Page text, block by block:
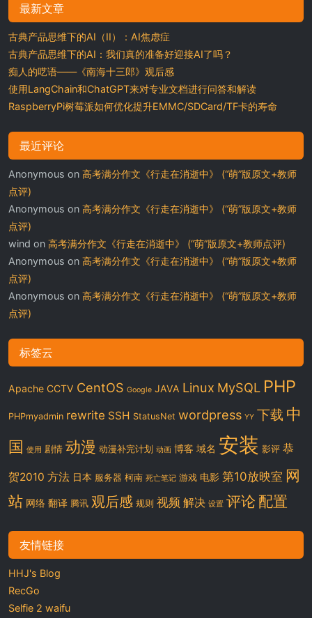
最新文章
古典产品思维下的AI（II）：AI焦虑症
古典产品思维下的AI：我们真的准备好迎接AI了吗？
痴人的呓语——《南海十三郎》观后感
使用LangChain和ChatGPT来对专业文档进行问答和解读
RaspberryPi树莓派如何优化提升EMMC/SDCard/TF卡的寿命
最近评论
Anonymous on 高考满分作文《行走在消逝中》 (“萌”版原文+教师
点评)
Anonymous on 高考满分作文《行走在消逝中》 (“萌”版原文+教师
点评)
wind on 高考满分作文《行走在消逝中》 (“萌”版原文+教师点评)
Anonymous on 高考满分作文《行走在消逝中》 (“萌”版原文+教师
点评)
Anonymous on 高考满分作文《行走在消逝中》 (“萌”版原文+教师
点评)
标签云
Apache CCTV CentOS Google JAVA Linux MySQL PHP
PHPmyadmin rewrite SSH StatusNet wordpress YY 下载 中
国 使用 剧情 动漫 动漫补完计划 动画 博客 域名 安装 影评 恭
贺2010 方法 日本 服务器 柯南 死亡笔记 游戏 电影 第10放映室 网
站 网络 翻译 腾讯 观后感 规则 视频 解决 设置 评论 配置
友情链接
HHJ's Blog
RecGo
Selfie 2 waifu